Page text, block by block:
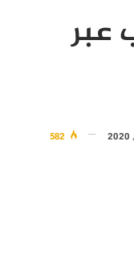
عبر